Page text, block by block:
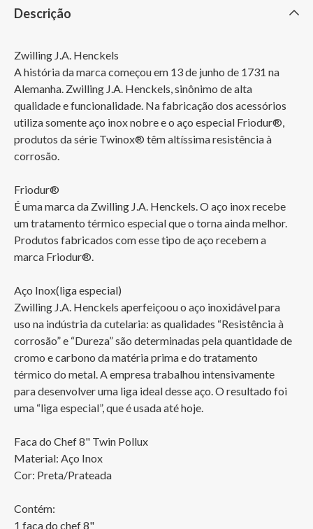
Descrição
Zwilling J.A. Henckels
A história da marca começou em 13 de junho de 1731 na
Alemanha. Zwilling J.A. Henckels, sinônimo de alta
qualidade e funcionalidade. Na fabricação dos acessórios
utiliza somente aço inox nobre e o aço especial Friodur®,
produtos da série Twinox® têm altíssima resistência à
corrosão.
Friodur®
É uma marca da Zwilling J.A. Henckels. O aço inox recebe
um tratamento térmico especial que o torna ainda melhor.
Produtos fabricados com esse tipo de aço recebem a
marca Friodur®.
Aço Inox(liga especial)
Zwilling J.A. Henckels aperfeiçoou o aço inoxidável para
uso na indústria da cutelaria: as qualidades “Resistência à
corrosão” e “Dureza” são determinadas pela quantidade de
cromo e carbono da matéria prima e do tratamento
térmico do metal. A empresa trabalhou intensivamente
para desenvolver uma liga ideal desse aço. O resultado foi
uma “liga especial”, que é usada até hoje.
Faca do Chef 8" Twin Pollux
Material: Aço Inox
Cor: Preta/Prateada
Contém:
1 faca do chef 8"